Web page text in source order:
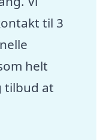
til 3
helt
tilbud at